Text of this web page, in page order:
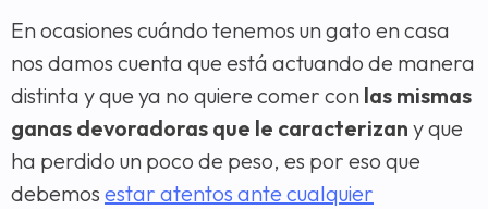
En ocasiones cuándo tenemos un gato en casa
nos damos cuenta que está actuando de manera
distinta y que ya no quiere comer con las mismas
ganas devoradoras que le caracterizan y que
ha perdido un poco de peso, es por eso que
debemos estar atentos ante cualquier